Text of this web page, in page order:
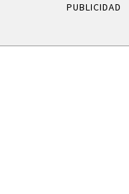
PUBLICIDAD